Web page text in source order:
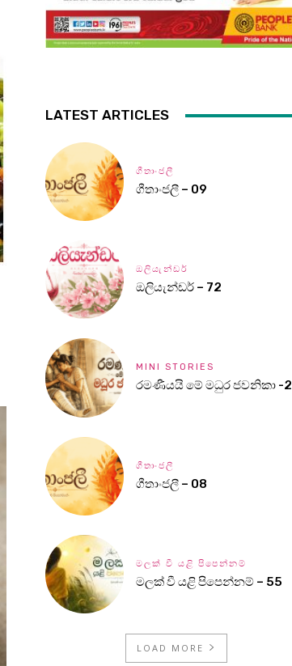
LATEST ARTICLES
ගීතාංජලී
ගීතාංජලී – 09
ඔලියැන්ඩර්
ඔලියැන්ඩර් – 72
MINI STORIES
රමණීයයි මේ මධුර ජවනිකා -2
ගීතාංජලී
ගීතාංජලී – 08
මලක් වී යළි පිපෙන්නම්
මලක් වී යළි පිපෙන්නම් – 55
LOAD MORE